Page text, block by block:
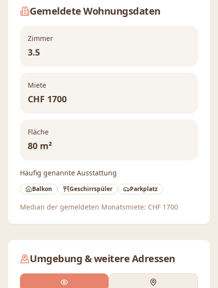
Gemeldete Wohnungsdaten
Zimmer
3.5
Miete
CHF 1700
Fläche
80 m²
Häufig genannte Ausstattung
Balkon Geschirrspüler Parkplatz
Median der gemeldeten Monatsmiete: CHF 1700
Umgebung & weitere Adressen